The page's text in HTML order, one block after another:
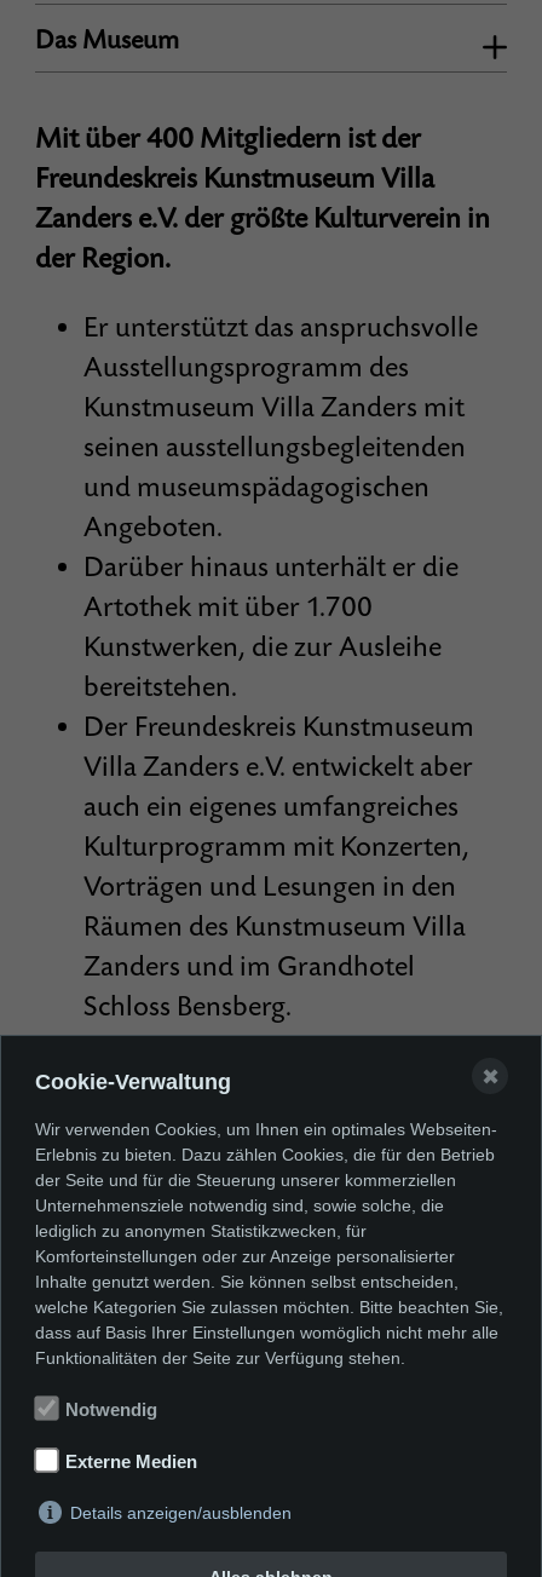
Das Museum
Mit über 400 Mitgliedern ist der
Freundeskreis Kunstmuseum Villa
Zanders e.V. der größte Kulturverein in
der Region.
Er unterstützt das anspruchsvolle
Ausstellungsprogramm des
Kunstmuseum Villa Zanders mit
seinen ausstellungsbegleitenden
und museumspädagogischen
Angeboten.
Darüber hinaus unterhält er die
Artothek mit über 1.700
Kunstwerken, die zur Ausleihe
bereitstehen.
Der Freundeskreis Kunstmuseum
Villa Zanders e.V. entwickelt aber
auch ein eigenes umfangreiches
Kulturprogramm mit Konzerten,
Vorträgen und Lesungen in den
Räumen des Kunstmuseum Villa
Zanders und im Grandhotel
Schloss Bensberg.
Atelierbesuche bei Künstlerinnen
und Künstlern, Tagesexkursionen
und mehrtägige Kulturfahrten
runden das Programm ab, das
Kunstinteressierte jeden Alters zum
lebendigen Austausch
zusammenführt.
Schließen Sie sich uns an, werden Sie
Mitglied!
Mitglied werden
Exkursionen
Vorstand
Cookie-Verwaltung
Wir verwenden Cookies, um Ihnen ein optimales Webseiten-
Erlebnis zu bieten. Dazu zählen Cookies, die für den Betrieb
der Seite und für die Steuerung unserer kommerziellen
Unternehmensziele notwendig sind, sowie solche, die
lediglich zu anonymen Statistikzwecken, für
Komforteinstellungen oder zur Anzeige personalisierter
Inhalte genutzt werden. Sie können selbst entscheiden,
welche Kategorien Sie zulassen möchten. Bitte beachten Sie,
dass auf Basis Ihrer Einstellungen womöglich nicht mehr alle
Funktionalitäten der Seite zur Verfügung stehen.
Notwendig
Externe Medien
Details anzeigen/ausblenden
✖